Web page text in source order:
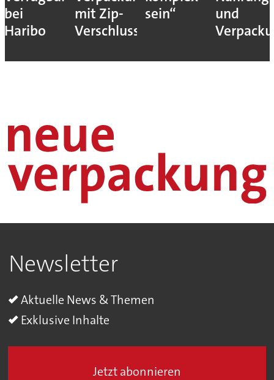
bei
Haribo
mit Zip-
Verschluss
sein“
und
Newsletter
Aktuelle News & Themen
Exklusive Inhalte
Jetzt abonnieren